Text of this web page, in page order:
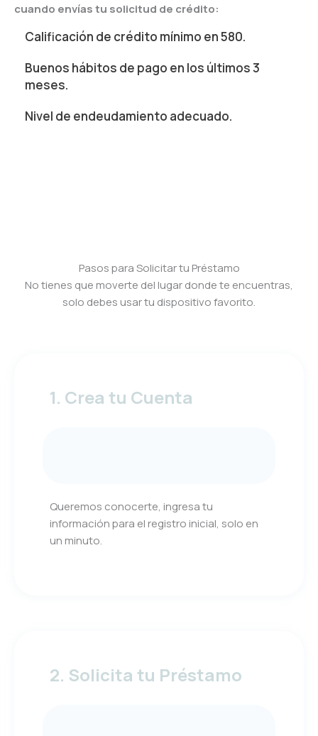
cuando envías tu solicitud de crédito:
Calificación de crédito mínimo en 580.
Buenos hábitos de pago en los últimos 3
meses.
Nivel de endeudamiento adecuado.
Pasos para Solicitar tu Préstamo
No tienes que moverte del lugar donde te encuentras,
solo debes usar tu dispositivo favorito.
1. Crea tu Cuenta
Queremos conocerte, ingresa tu
información para el registro inicial, solo en
un minuto.
2. Solicita tu Préstamo